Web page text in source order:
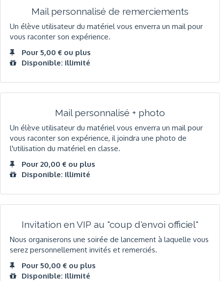
Mail personnalisé de remerciements
Un élève utilisateur du matériel vous enverra un mail pour
vous raconter son expérience.
Pour 5,00 € ou plus
Disponible: Illimité
Mail personnalisé + photo
Un élève utilisateur du matériel vous enverra un mail pour
vous raconter son expérience, il joindra une photo de
l'utilisation du matériel en classe.
Pour 20,00 € ou plus
Disponible: Illimité
Invitation en VIP au "coup d'envoi officiel"
Nous organiserons une soirée de lancement à laquelle vous
serez personnellement invités et remerciés.
Pour 50,00 € ou plus
Disponible: Illimité